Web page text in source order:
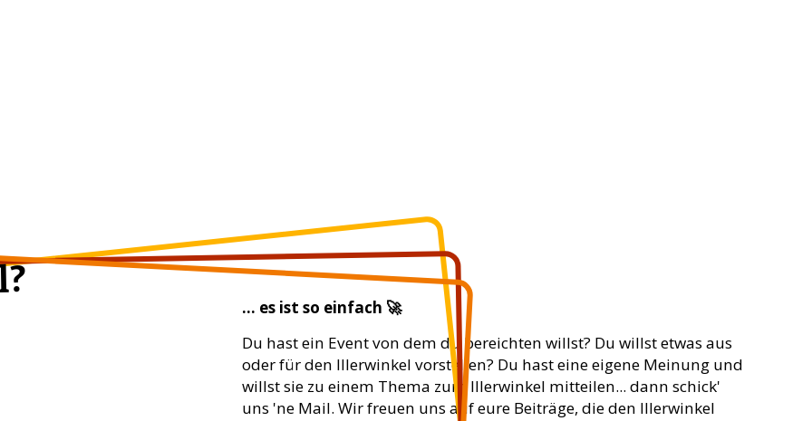
... es ist so einfach 🚀
Du hast ein Event von dem du bereichten willst? Du willst etwas aus
oder für den Illerwinkel vorstellen? Du hast eine eigene Meinung und
willst sie zu einem Thema zum Illerwinkel mitteilen... dann schick'
uns 'ne Mail. Wir freuen uns auf eure Beiträge, die den Illerwinkel